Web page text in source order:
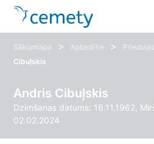
Sākumlapa > Apbedītie >
Cibuļskis
Andris Cibuļskis
Dzimšanas datums: 16.11.1962,
02.02.2024